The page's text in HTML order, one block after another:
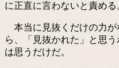
に正直に言わないと責める
本当に見抜くだけの力が
ら、「見抜かれた」と思
は思うだけだ。